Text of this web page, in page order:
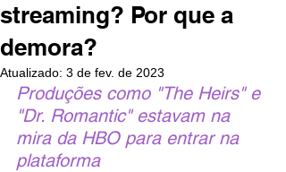
streaming? Por que a
demora?
Atualizado: 3 de fev. de 2023
Produções como "The Heirs" e
"Dr. Romantic" estavam na
mira da HBO para entrar na
plataforma